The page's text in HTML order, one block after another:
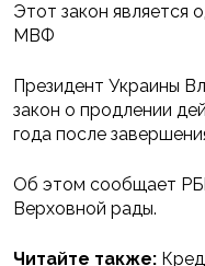
Этот закон является
МВФ
Президент Украины
закон о продлении
года после
Об этом сообщает
Верховной рады.
Читайте также: